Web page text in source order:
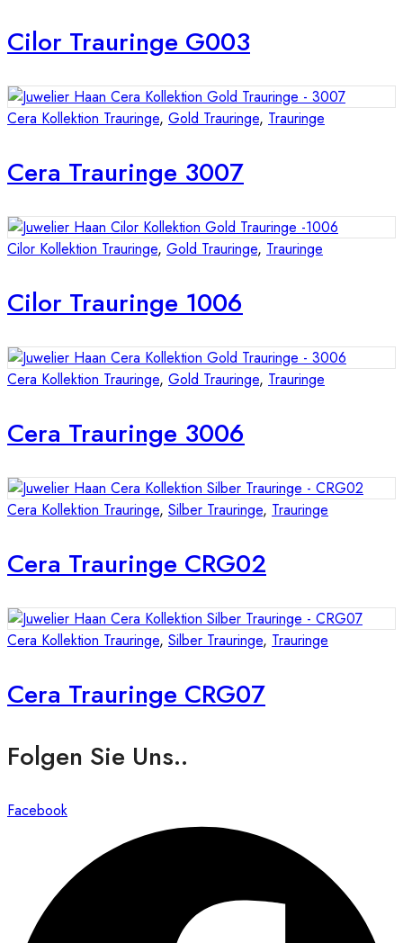
Cilor Trauringe G003
Cera Kollektion Trauringe, Gold Trauringe, Trauringe
Cera Trauringe 3007
Cilor Kollektion Trauringe, Gold Trauringe, Trauringe
Cilor Trauringe 1006
Cera Kollektion Trauringe, Gold Trauringe, Trauringe
Cera Trauringe 3006
Cera Kollektion Trauringe, Silber Trauringe, Trauringe
Cera Trauringe CRG02
Cera Kollektion Trauringe, Silber Trauringe, Trauringe
Cera Trauringe CRG07
Folgen Sie Uns..
Facebook